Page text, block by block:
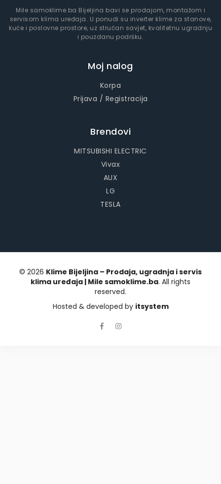
Mile samoklime.ba Bijeljina bavi se prodajom, montažom i
servisom klima uređaja. U ponudi su inverter klime za stanove,
kuće i poslovne prostore, uz stručan savjet, kvalitetnu ugradnju
i pouzdanu podršku.
Moj nalog
Korpa
Prijava / Registracija
Brendovi
MITSUBISHI ELECTRIC
Vivax
AUX
LG
TESLA
© 2026 Klime Bijeljina – Prodaja, ugradnja i servis
klima uređaja | Mile samoklime.ba. All rights
reserved.
Hosted & developed by itsystem